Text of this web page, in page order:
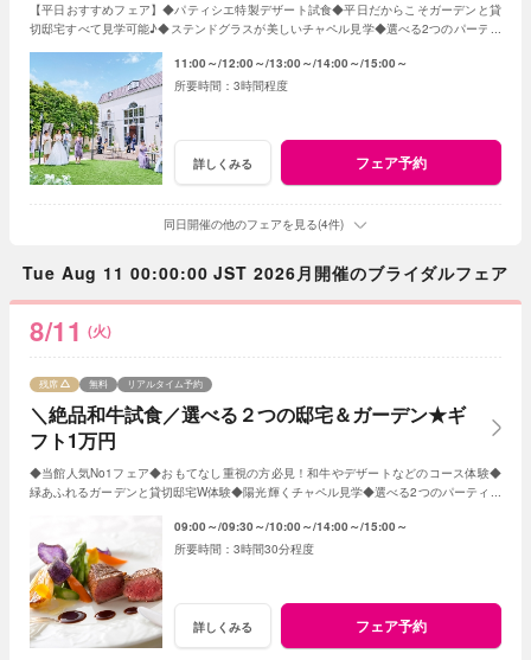
【平日おすすめフェア】◆パティシエ特製デザート試食◆平日だからこそガーデンと貸
切邸宅すべて見学可能♪◆ステンドグラスが美しいチャペル見学◆選べる2つのパーティ
11:00～ 12:00～ 13:00～ 14:00～ 15:00～
3時間程度
詳しくみる フェア予約
同日開催の他のフェアを見る(4件)
Tue Aug 11 00:00:00 JST 2026月開催のブライダルフェア
8/11 (火)
＼絶品和牛試食／選べる２つの邸宅＆ガーデン★ギ
フト1万円
残席 無料 リアルタイム予約
◆当館人気No1フェア◆おもてなし重視の方必見！和牛やデザートなどのコース体験◆
緑あふれるガーデンと貸切邸宅W体験◆陽光輝くチャペル見学◆選べる2つのパーティ会
09:00～ 09:30～ 10:00～ 14:00～ 15:00～
3時間30分程度
詳しくみる フェア予約